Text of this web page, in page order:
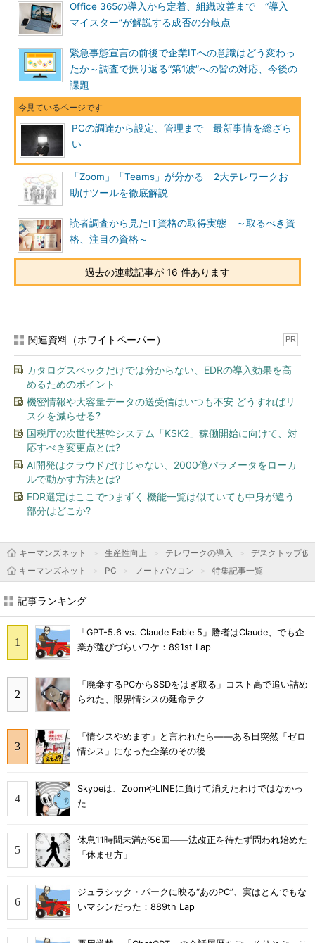
Office 365の導入から定着、組織改善まで “導入
マイスター”が解説する成否の分岐点
緊急事態宣言の前後で企業ITへの意識はどう変わっ
たか～調査で振り返る“第1波”への皆の対応、今後の
課題
PCの調達から設定、管理まで 最新事情を総ざら
い
「Zoom」「Teams」が分かる 2大テレワークお
助けツールを徹底解説
読者調査から見たIT資格の取得実態 ～取るべき資
格、注目の資格～
過去の連載記事が 16 件あります
関連資料（ホワイトペーパー） PR
カタログスペックだけでは分からない、EDRの導入効果を高
めるためのポイント
機密情報や大容量データの送受信はいつも不安 どうすればリ
スクを減らせる?
国税庁の次世代基幹システム「KSK2」稼働開始に向けて、対
応すべき変更点とは?
AI開発はクラウドだけじゃない、2000億パラメータをローカ
ルで動かす方法とは?
EDR選定はここでつまずく 機能一覧は似ていても中身が違う
部分はどこか?
キーマンズネット 生産性向上 テレワークの導入
デスクトップ仮
キーマンズネット
PC ノートパソコン 特集記事一覧
記事ランキング
「GPT-5.6 vs. Claude Fable 5」勝者はClaude、でも企
業が選びづらいワケ：891st Lap
「廃棄するPCからSSDをはぎ取る」コスト高で追い詰め
られた、限界情シスの延命テク
「情シスやめます」と言われたら――ある日突然「ゼロ
情シス」になった企業のその後
Skypeは、ZoomやLINEに負けて消えたわけではなかっ
た
休息11時間未満が56回――法改正を待たず問われ始めた
「休ませ方」
ジュラシック・パークに映る“あのPC”、実はとんでもな
いマシンだった：889th Lap